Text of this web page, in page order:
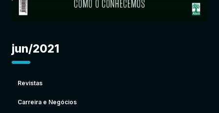
jun/2021
Revistas
Carreira e Negócios